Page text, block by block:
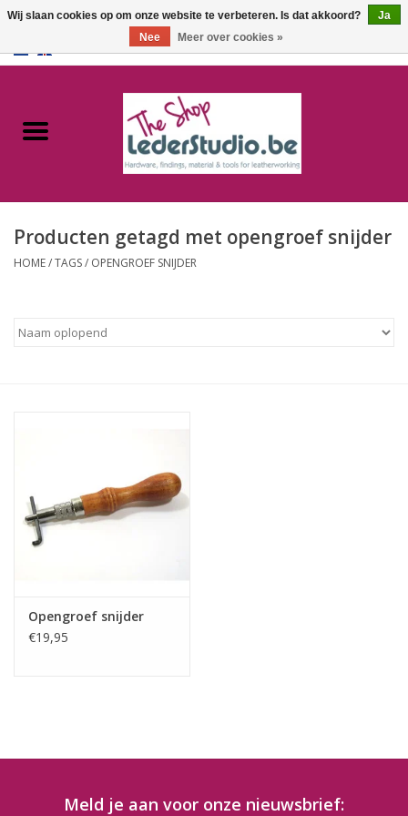
Catalogus
FAQ
Producten getagd met opengroef snijder
HOME/TAGS/ OPENGROEF SNIJDER
Opengroef snijder
€19,95
Meld je aan voor onze nieuwsbrief:
Wij slaan cookies op om onze website te verbeteren. Is dat akkoord?
Ja
Nee
Meer over cookies »